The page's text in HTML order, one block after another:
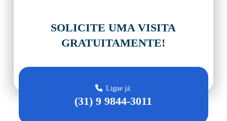
SOLICITE UMA VISITA
GRATUITAMENTE!
Ligue já:
(31) 9 9844-3011